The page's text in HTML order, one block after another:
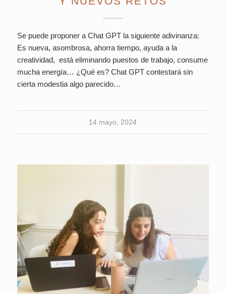
Se puede proponer a Chat GPT la siguiente adivinanza:
Es nueva, asombrosa, ahorra tiempo, ayuda a la
creatividad, está eliminando puestos de trabajo, consume
mucha energía… ¿Qué es? Chat GPT contestará sin
cierta modestia algo parecido…
14 mayo, 2024